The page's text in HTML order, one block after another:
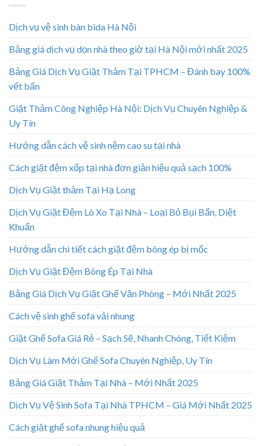
Dịch vụ vệ sinh bàn bida Hà Nội
Bảng giá dịch vụ dọn nhà theo giờ tại Hà Nội mới nhất 2025
Bảng Giá Dịch Vụ Giặt Thảm Tại TPHCM – Đánh bay 100%
vết bẩn
Giặt Thảm Công Nghiệp Hà Nội: Dịch Vụ Chuyên Nghiệp &
Uy Tín
Hướng dẫn cách vệ sinh nệm cao su tại nhà
Cách giặt đệm xốp tại nhà đơn giản hiệu quả sạch 100%
Dịch Vụ Giặt thảm Tại Hạ Long
Dịch Vụ Giặt Đệm Lò Xo Tại Nhà – Loại Bỏ Bụi Bẩn, Diệt
Khuẩn
Hướng dẫn chi tiết cách giặt đệm bông ép bị mốc
Dịch Vụ Giặt Đệm Bông Ép Tại Nhà
Bảng Giá Dịch Vụ Giặt Ghế Văn Phòng – Mới Nhất 2025
Cách vệ sinh ghế sofa vải nhung
Giặt Ghế Sofa Giá Rẻ – Sạch Sẽ, Nhanh Chóng, Tiết Kiệm
Dịch Vụ Làm Mới Ghế Sofa Chuyên Nghiệp, Uy Tín
Bảng Giá Giặt Thảm Tại Nhà – Mới Nhất 2025
Dịch Vụ Vệ Sinh Sofa Tại Nhà TPHCM – Giá Mới Nhất 2025
Cách giặt ghế sofa nhung hiệu quả